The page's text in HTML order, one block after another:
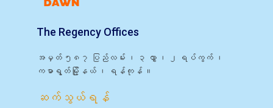
The Regency Offices
အမှတ် ၅၈၇ ပြည်လမ်း ၊ ၃ လွှာ ၊ ၂ ရပ်ကွက် ၊
ကမာရွတ်မြို့နယ် ၊ ရန်ကုန် ။
ဆက်သွယ်ရန်